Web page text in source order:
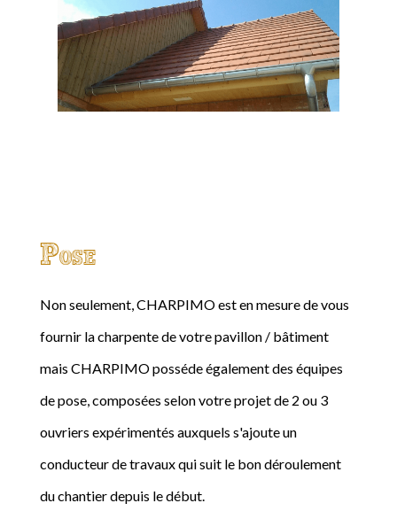
Pose
Non seulement, CHARPIMO est en mesure de vous
fournir la charpente de votre pavillon / bâtiment
mais CHARPIMO posséde également des équipes
de pose, composées selon votre projet de 2 ou 3
ouvriers expérimentés auxquels s'ajoute un
conducteur de travaux qui suit le bon déroulement
du chantier depuis le début.